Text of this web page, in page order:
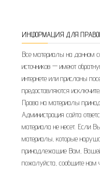
ИНФОРМАЦИЯ ДЛЯ
Все материалы на данном
источников — имеют
интернете или присланы
предоставляются
Права на материалы
Администрация сайта
материала не несет. Если
материалы, которые
принадлежащие Вам,
пожалуйста, сообщите нам